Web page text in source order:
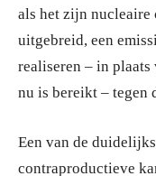
als het zijn nucleaire
uitgebreid, een
realiseren – in plaats
nu is bereikt – tegen
Een van de
contraproductieve